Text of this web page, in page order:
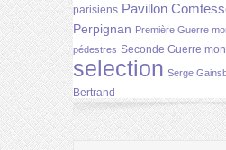
parisiens Pavillon
Perpignan Première Guerre
pédestres Seconde Guerre
selection Serge
Bertrand